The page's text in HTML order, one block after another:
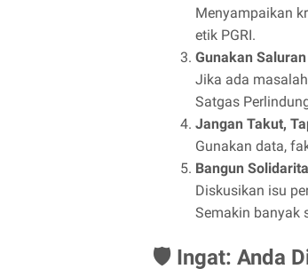
Menyampaikan
etik PGRI.
Gunakan
Jika ada
Satgas
Jangan Takut,
Gunakan data,
Bangun
Diskusikan isu
Semakin banyak
🛡️ Ingat: Anda